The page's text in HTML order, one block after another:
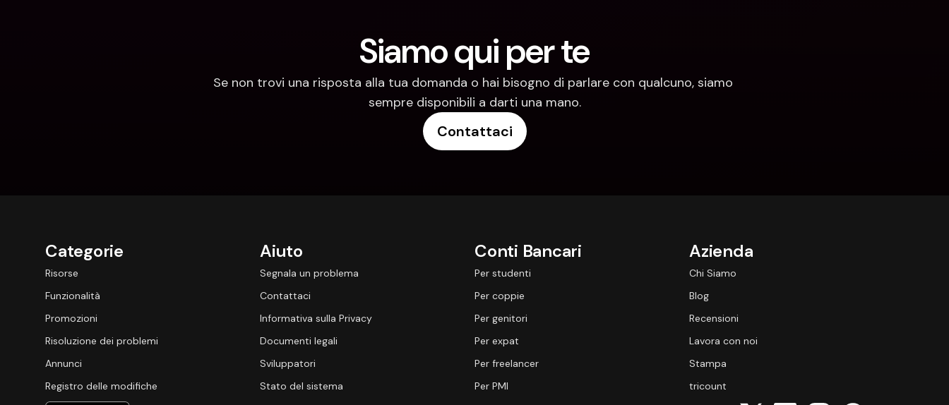
Siamo qui per te
Se non trovi una risposta alla tua domanda o hai bisogno di parlare con qualcuno, siamo
sempre disponibili a darti una mano.
Contattaci
Categorie
Risorse
Funzionalità
Promozioni
Risoluzione dei problemi
Annunci
Registro delle modifiche
Aiuto
Segnala un problema
Contattaci
Informativa sulla Privacy
Documenti legali
Sviluppatori
Stato del sistema
Conti Bancari
Per studenti
Per coppie
Per genitori
Per expat
Per freelancer
Per PMI
Azienda
Chi Siamo
Blog
Recensioni
Lavora con noi
Stampa
tricount